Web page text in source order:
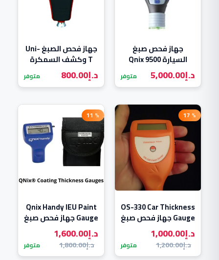
جهاز فحص صبغ
السيارة Qnix 9500
د.إ5,000.00 متوفر
جهاز فحص الصبغ Uni-
T وكشف السمكرة
UT343D د.إ800.00 متوفر
% 17
OS-330 Car Thickness
Gauge جهاز فحص صبغ
السيارات زيبارتيك
الاصلي د.إ1,000.00
د.إ1,200.00 متوفر
% 11
Qnix Handy IEU Paint
Gauge جهاز فحص صبغ
السيارات هاندي
كيونكس المئويد.إ1,600.00
د.إ1,800.00 متوفر